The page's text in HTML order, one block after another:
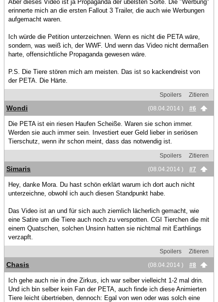
Aber dieses Video ist ja Propaganda der übelsten Sorte. Die "Werbung"
erinnerte mich an die ersten Fallout 3 Trailer, die auch wie Werbungen
aufgemacht waren.
Ich würde die Petition unterzeichnen. Wenn es nicht die PETA wäre,
sondern, was weiß ich, der WWF. Und wenn das Video nicht dermaßen
harte, offensichtliche Propaganda gewesen wäre.
P.S. Die Tiere stören mich am meisten. Das ist so kackendreist von
der PETA. Die Härte.
Spoilers
Zitieren
(08.04.2014 )
#6
Wondi
Die PETA ist ein riesen Haufen Scheiße. Waren sie schon immer.
Werden sie auch immer sein. Investiert euer Geld lieber in seriösen
Tierschutz, wenn ihr schon meint, dass das notwendig ist.
Spoilers
Zitieren
(08.04.2014 )
#7
Simaris
Hey, danke Mora. Du hast schön erklärt warum ich dort auch nicht
unterzeichne, obwohl ich auch diesen Standpunkt habe.
Das Video ist an und für sich auch ziemlich lächerlich gemacht, wie
eine Satire um die Tiere auch noch zu verspotten. CGI Tierchen die mit
einem Quatschen, solchen Unsinn hatten sie nichtmal mit Earthlings
verzapft.
Spoilers
Zitieren
(08.04.2014 )
#8
Chasis
Ich gehe auch nie in dne Zirkus, ich war selber vielleicht 1-2 mal drin.
Und ich bin selber kein Fan der PETA, auch finde ich diese Animierten
Tiere leicht übertrieben, dennoch: Egal von wen oder was solch eine